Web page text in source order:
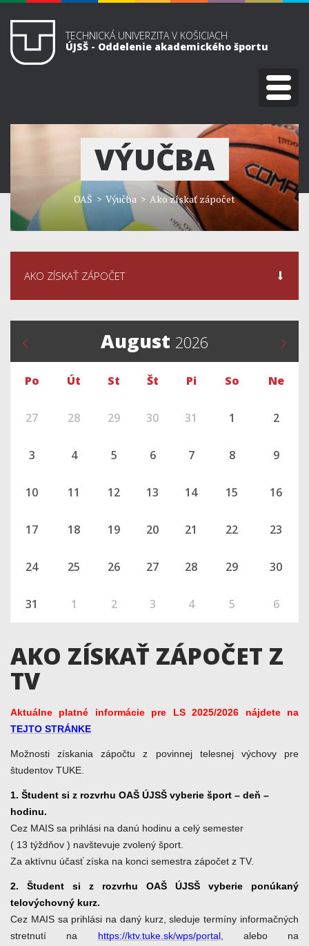
TECHNICKÁ UNIVERZITA V KOŠICIACH
ÚJSŠ - Oddelenie akademického športu
VÝUČBA
OAŠ > Výučba > Ako získať zápočet
AKO ZÍSKAŤ ZÁPOČET
August 2026
Po Út St Št Pi So Ne
27 28 29 30 31 1 2
3 4 5 6 7 8 9
10 11 12 13 14 15 16
17 18 19 20 21 22 23
24 25 26 27 28 29 30
31 1 2 3 4 5 6
AKO ZÍSKAŤ ZÁPOČET Z
TV
Aktuálne platné informácie pre LS 2025/2026 nájdete na
TEJTO STRÁNKE
Možnosti získania zápočtu z povinnej telesnej výchovy pre
študentov TUKE.
1. Študent si z rozvrhu OAŠ ÚJSŠ vyberie šport – deň –
hodinu.
Cez MAIS sa prihlási na danú hodinu a celý semester
( 13 týždňov ) navštevuje zvolený šport.
Za aktívnu účasť získa na konci semestra zápočet z TV.
2. Študent si z rozvrhu OAŠ ÚJSŠ vyberie ponúkaný
telovýchovný kurz.
Cez MAIS sa prihlási na daný kurz, sleduje termíny informačných
stretnutí na https://ktv.tuke.sk/wps/portal, alebo na